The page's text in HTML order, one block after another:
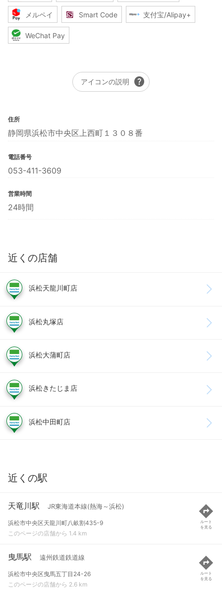
メルペイ Smart Code 支付宝/Alipay+
WeChat Pay
アイコンの説明 help
住所
静岡県浜松市中央区上西町１３０８番
電話番号
053-411-3609
営業時間
24時間
近くの店舗
浜松天龍川町店
浜松丸塚店
浜松大蒲町店
浜松きたじま店
浜松中田町店
近くの駅
天竜川駅 JR東海道本線(熱海～浜松)
浜松市中央区天龍川町八畝割435-9
このページの店舗から 1.4 km
ルート
を見る
曳馬駅 遠州鉄道鉄道線
浜松市中央区曳馬五丁目24-26
このページの店舗から 2.6 km
ルート
を見る